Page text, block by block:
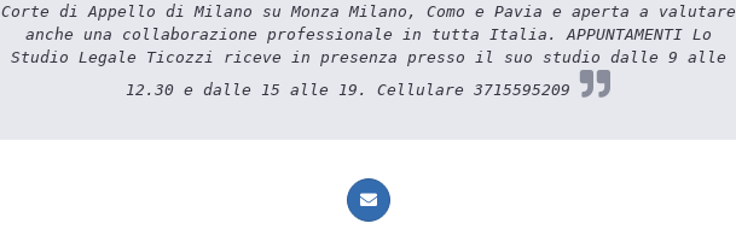
Corte di Appello di Milano su Monza Milano, Como e Pavia e aperta a valutare
anche una collaborazione professionale in tutta Italia. APPUNTAMENTI Lo
Studio Legale Ticozzi riceve in presenza presso il suo studio dalle 9 alle
12.30 e dalle 15 alle 19. Cellulare 3715595209